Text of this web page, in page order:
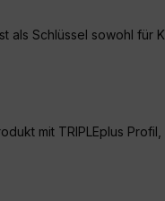
Schlüssel sowohl für
mit TRIPLEplus Profil,